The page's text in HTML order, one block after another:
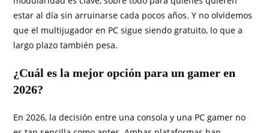
estar al día sin arruinarse cada pocos años. Y no olvidemos
que el multijugador en PC sigue siendo gratuito, lo que a
largo plazo también pesa.
¿Cuál es la mejor opción para un gamer en
2026?
En 2026, la decisión entre una consola y una PC gamer no